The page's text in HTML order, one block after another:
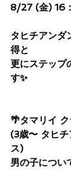
8/27 (金) 16
タヒチアンダ
得と
更にステップ
す✨
🌴タマリイ ク
(3歳〜 タヒチ
ス)
男の子につい